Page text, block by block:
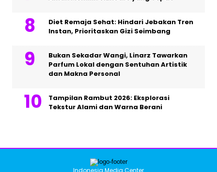
Diet Remaja Sehat: Hindari Jebakan Tren
Instan, Prioritaskan Gizi Seimbang
Bukan Sekadar Wangi, Linarz Tawarkan
Parfum Lokal dengan Sentuhan Artistik
dan Makna Personal
Tampilan Rambut 2026: Eksplorasi
Tekstur Alami dan Warna Berani